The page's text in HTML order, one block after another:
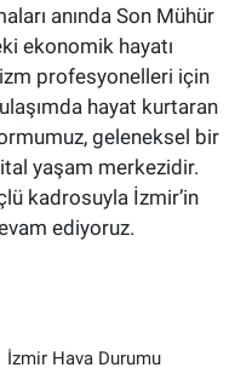
anında Son Mühür
ekonomik hayatı
profesyonelleri için
hayat kurtaran
geleneksel bir
yaşam merkezidir.
kadrosuyla İzmir’in
ediyoruz.
İzmir Hava Durumu